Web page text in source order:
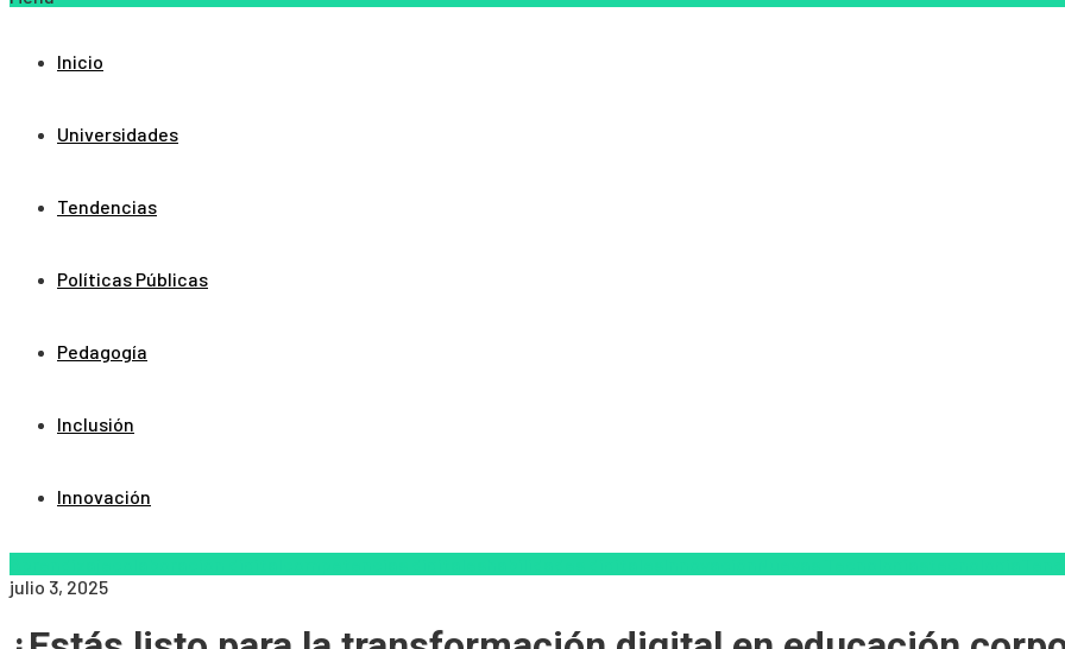
Inicio
Universidades
Tendencias
Políticas Públicas
Pedagogía
Inclusión
Innovación
julio 3, 2025